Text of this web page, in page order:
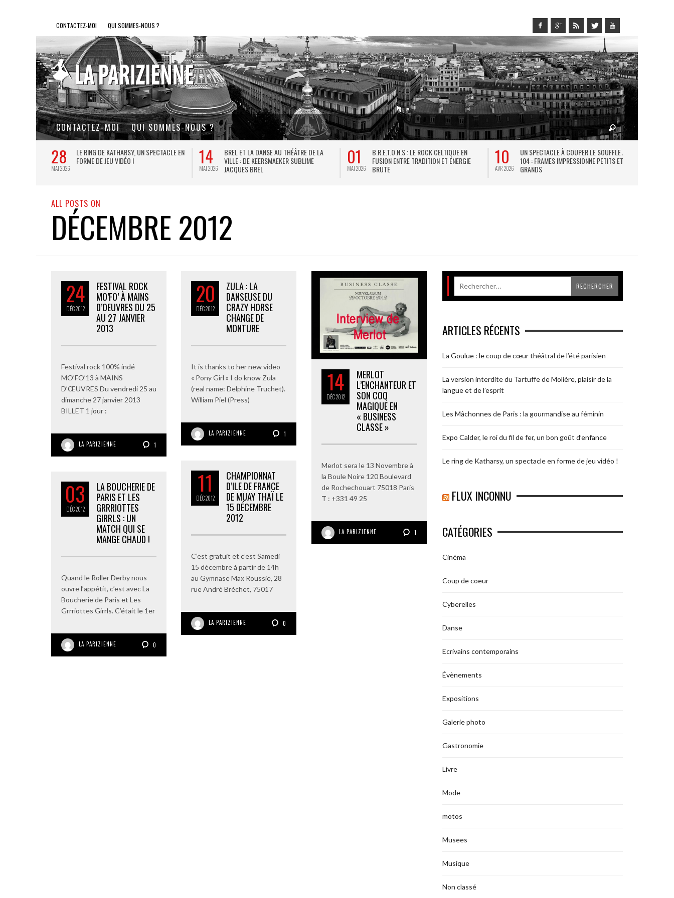
CONTACTEZ-MOI QUI SOMMES-NOUS ?
CONTACTEZ-MOI QUI SOMMES-NOUS ?
28
MAI 2026
LE RING DE KATHARSY, UN SPECTACLE EN
FORME DE JEU VIDÉO !
14
MAI 2026
BREL ET LA DANSE AU THÉÂTRE DE LA
VILLE : DE KEERSMAEKER SUBLIME
JACQUES BREL
01
MAI 2026
B.R.E.T.O.N.S : LE ROCK CELTIQUE EN
FUSION ENTRE TRADITION ET ÉNERGIE
BRUTE
10
AVR 2026
UN SPECTACLE À COUPER LE SOUFFLE AU
104 : FRAMES IMPRESSIONNE PETITS ET
GRANDS
ALL POSTS ON
DÉCEMBRE 2012
24
DÉC2012
FESTIVAL ROCK
MO’FO’ À MAINS
D’OEUVRES DU 25
AU 27 JANVIER
2013
Festival rock 100% indé
MO’FO’13 à MAINS
D’ŒUVRES Du vendredi 25 au
dimanche 27 janvier 2013
BILLET 1 jour :
LA PARIZIENNE 1
20
DÉC2012
ZULA : LA
DANSEUSE DU
CRAZY HORSE
CHANGE DE
MONTURE
It is thanks to her new video
« Pony Girl » I do know Zula
(real name: Delphine Truchet).
William Piel (Press)
LA PARIZIENNE 1
14
DÉC2012
MERLOT
L’ENCHANTEUR ET
SON COQ
MAGIQUE EN
« BUSINESS
CLASSE »
Merlot sera le 13 Novembre à
la Boule Noire 120 Boulevard
de Rochechouart 75018 Paris
T : +331 49 25
LA PARIZIENNE 1
11
DÉC2012
CHAMPIONNAT
D’ILE DE FRANCE
DE MUAY THAÏ LE
15 DÉCEMBRE
2012
C’est gratuit et c’est Samedi
15 décembre à partir de 14h
au Gymnase Max Roussie, 28
rue André Bréchet, 75017
LA PARIZIENNE 0
03
DÉC2012
LA BOUCHERIE DE
PARIS ET LES
GRRRIOTTES
GIRRLS : UN
MATCH QUI SE
MANGE CHAUD !
Quand le Roller Derby nous
ouvre l’appétit, c’est avec La
Boucherie de Paris et Les
Grrriottes Girrls. C’était le 1er
LA PARIZIENNE 0
ARTICLES RÉCENTS
La Goulue : le coup de cœur théâtral de l’été parisien
La version interdite du Tartuffe de Molière, plaisir de la
langue et de l’esprit
Les Mâchonnes de Paris : la gourmandise au féminin
Expo Calder, le roi du fil de fer, un bon goût d’enfance
Le ring de Katharsy, un spectacle en forme de jeu vidéo !
FLUX INCONNU
CATÉGORIES
Cinéma
Coup de coeur
Cyberelles
Danse
Ecrivains contemporains
Évènements
Expositions
Galerie photo
Gastronomie
Livre
Mode
motos
Musees
Musique
Non classé